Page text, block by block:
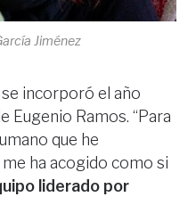
Jiménez
incorporó el año
Eugenio Ramos. “Para
que he
ha acogido como si
liderado por